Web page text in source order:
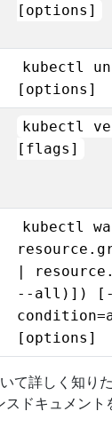
[options]
kubectl
[options]
kubectl
[flags]
kubectl
|
--all)])
[options]
て詳しく知りた
スドキュメント